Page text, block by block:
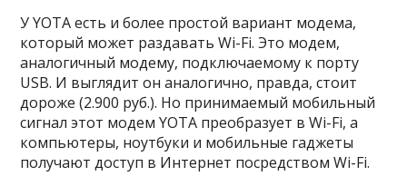
У YOTA есть и более простой вариант модема,
который может раздавать Wi-Fi. Это модем,
аналогичный модему, подключаемому к порту
USB. И выглядит он аналогично, правда, стоит
дороже (2.900 руб.). Но принимаемый мобильный
сигнал этот модем YOTA преобразует в Wi-Fi, а
компьютеры, ноутбуки и мобильные гаджеты
получают доступ в Интернет посредством Wi-Fi.